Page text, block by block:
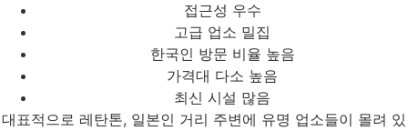
접근성 우수
고급 업소 밀집
한국인 방문 비율 높음
가격대 다소 높음
최신 시설 많음
대표적으로 레탄톤, 일본인 거리 주변에 유명 업소들이 몰려 있